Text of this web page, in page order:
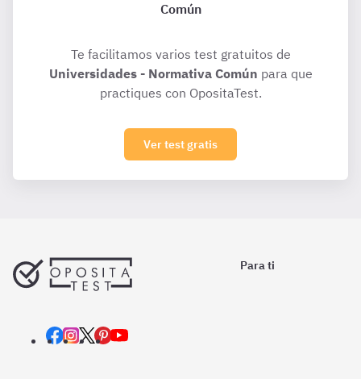
Común
Te facilitamos varios test gratuitos de
Universidades - Normativa Común para que
practiques con OpositaTest.
Ver test gratis
Para ti